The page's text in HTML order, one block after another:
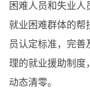
困难人员和失业
就业困难群体的帮
员认定标准，完善
理的就业援助制度
动态清零。